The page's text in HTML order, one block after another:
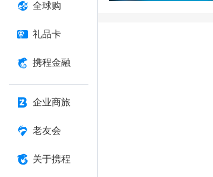
全球购
礼品卡
携程金融
企业商旅
老友会
关于携程